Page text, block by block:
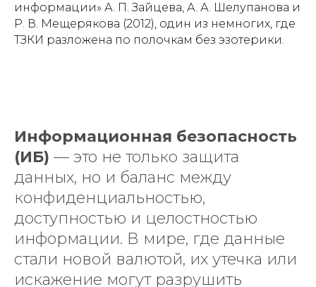
информации» А. П. Зайцева, А. А. Шелупанова и
Р. В. Мещерякова (2012), один из немногих, где
ТЗКИ разложена по полочкам без эзотерики.
Информационная безопасность
(ИБ) — это не только защита
данных, но и баланс между
конфиденциальностью,
доступностью и целостностью
информации. В мире, где данные
стали новой валютой, их утечка или
искажение могут разрушить